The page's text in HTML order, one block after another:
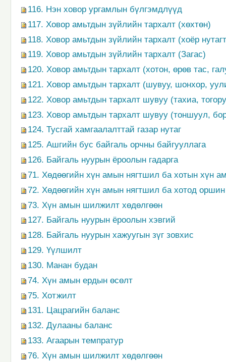
116. Нэн ховор ургамлын бүлгэмдлүүд
117. Ховор амьтдын зүйлийн тархалт (хөхтөн)
118. Ховор амьтдын зүйлийн тархалт (хоёр
119. Ховор амьтдын зүйлийн тархалт (Загас)
120. Ховор амьтдын тархалт (хотон, өрөв тас,
121. Ховор амьтдын тархалт (шувуу, шонхор,
122. Ховор амьтдын тархалт шувуу (тахиа,
123. Ховор амьтдын тархалт шувуу (тоншуул,
124. Тусгай хамгаалалттай газар нутаг
125. Ашгийн бус байгаль орчны байгууллага
126. Байгаль нуурын ёроолын гадарга
71. Хөдөөгийн хүн амын нягтшил ба хотын хүн
72. Хөдөөгийн хүн амын нягтшил ба хотод
73. Хүн амын шилжилт хөдөлгөөн
127. Байгаль нуурын ёроолын хэвгий
128. Байгаль нуурын хажуугын зүг зовхис
129. Үүлшилт
130. Манан будан
74. Хүн амын ердын өсөлт
75. Хотжилт
131. Цацрагийн баланс
132. Дулааны баланс
133. Агаарын темпратур
76. Хүн амын шилжилт хөдөлгөөн